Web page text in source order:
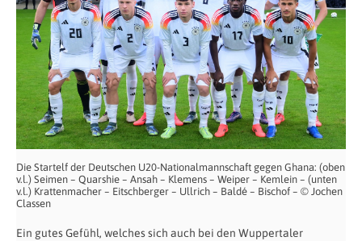
Die Startelf der Deutschen U20-Nationalmannschaft gegen Ghana: (oben
v.l.) Seimen – Quarshie – Ansah – Klemens – Weiper – Kemlein – (unten
v.l.) Krattenmacher – Eitschberger – Ullrich – Baldé – Bischof – © Jochen
Classen
Ein gutes Gefühl, welches sich auch bei den Wuppertaler